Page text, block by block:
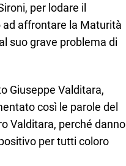
per lodare il
affrontare la Maturità
suo grave problema di
Giuseppe Valditara,
così le parole del
Valditara, perché danno
per tutti coloro